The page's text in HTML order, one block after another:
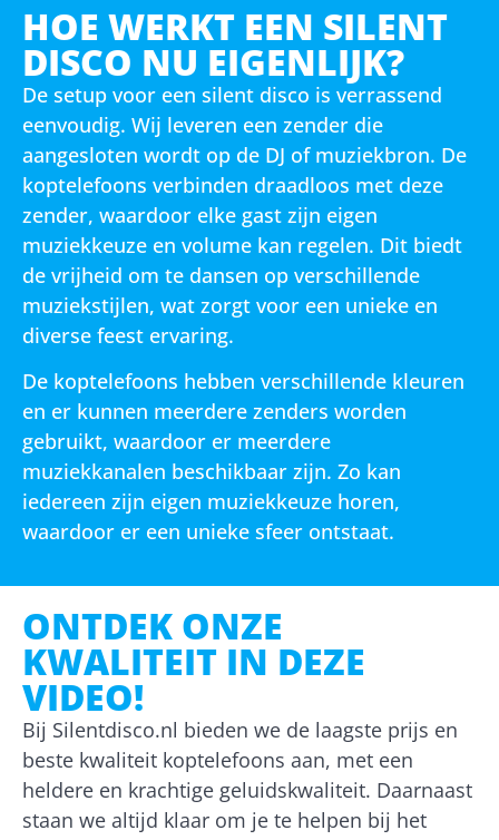
HOE WERKT EEN SILENT
DISCO NU EIGENLIJK?
De setup voor een silent disco is verrassend
eenvoudig. Wij leveren een zender die
aangesloten wordt op de DJ of muziekbron. De
koptelefoons verbinden draadloos met deze
zender, waardoor elke gast zijn eigen
muziekkeuze en volume kan regelen. Dit biedt
de vrijheid om te dansen op verschillende
muziekstijlen, wat zorgt voor een unieke en
diverse feest ervaring.
De koptelefoons hebben verschillende kleuren
en er kunnen meerdere zenders worden
gebruikt, waardoor er meerdere
muziekkanalen beschikbaar zijn. Zo kan
iedereen zijn eigen muziekkeuze horen,
waardoor er een unieke sfeer ontstaat.
ONTDEK ONZE
KWALITEIT IN DEZE
VIDEO!
Bij Silentdisco.nl bieden we de laagste prijs en
beste kwaliteit koptelefoons aan, met een
heldere en krachtige geluidskwaliteit. Daarnaast
staan we altijd klaar om je te helpen bij het